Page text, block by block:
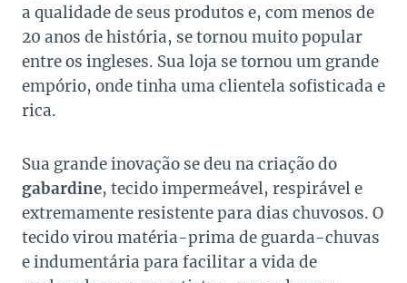
a qualidade de seus produtos e, com menos de
20 anos de história, se tornou muito popular
entre os ingleses. Sua loja se tornou um grande
empório, onde tinha uma clientela sofisticada e
rica.
Sua grande inovação se deu na criação do
gabardine, tecido impermeável, respirável e
extremamente resistente para dias chuvosos. O
tecido virou matéria-prima de guarda-chuvas
e indumentária para facilitar a vida de